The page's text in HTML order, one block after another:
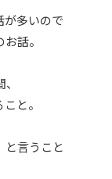
が多いので
話。
と。
と言うこと